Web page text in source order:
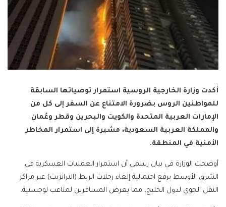
أكدت وزارة الخارجية الروسية استمرار توصياتها السابقة
للمواطنين الروس بضرورة الامتناع عن السفر إلى كل من
الإمارات العربية المتحدة والكويت والبحرين وقطر وعُمان
والمملكة العربية السعودية، مشيرة إلى استمرار المخاطر
الأمنية في المنطقة.
أوضحت الوزارة في بيان رسمي أن استمرار العمليات العسكرية في
الشرق الأوسط يرفع احتمالية إلغاء رحلات الربط (الترانزيت) عبر مراكز
النقل الجوي لدول الخليج، مما يعرض المسافرين لمتاعب لوجستية.